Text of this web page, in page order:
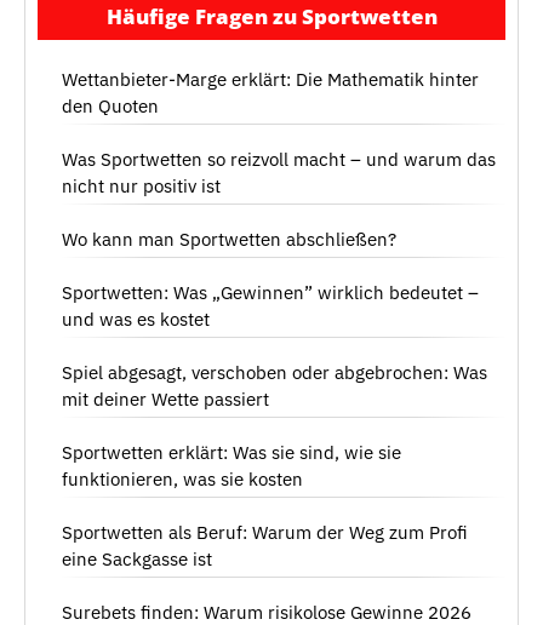
Häufige Fragen zu Sportwetten
Wettanbieter-Marge erklärt: Die Mathematik hinter
den Quoten
Was Sportwetten so reizvoll macht – und warum das
nicht nur positiv ist
Wo kann man Sportwetten abschließen?
Sportwetten: Was „Gewinnen” wirklich bedeutet –
und was es kostet
Spiel abgesagt, verschoben oder abgebrochen: Was
mit deiner Wette passiert
Sportwetten erklärt: Was sie sind, wie sie
funktionieren, was sie kosten
Sportwetten als Beruf: Warum der Weg zum Profi
eine Sackgasse ist
Surebets finden: Warum risikolose Gewinne 2026